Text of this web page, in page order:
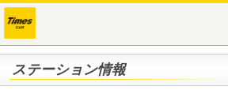
ステーション情報